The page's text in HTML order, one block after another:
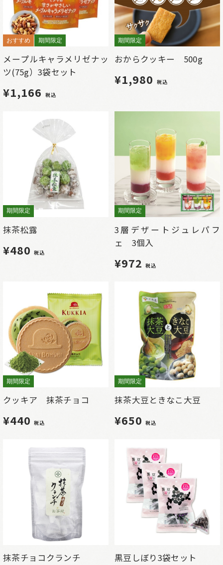
おすすめ 期間限定
メープルキャラメリゼナッ
ツ(75g）3袋セット
¥1,166 税込
期間限定
おからクッキー 500g
¥1,980 税込
期間限定
抹茶松露
¥480税込
期間限定
3層デザートジュレパフ
ェ 3個入
¥972税込
期間限定
クッキア 抹茶チョコ
¥440税込
期間限定
抹茶大豆ときなこ大豆
¥650税込
抹茶チョコクランチ 黒豆しぼり3袋セット